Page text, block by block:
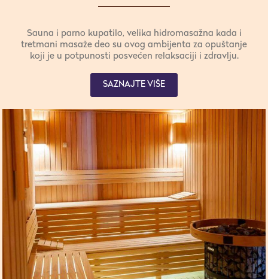
Sauna i parno kupatilo, velika hidromasažna kada i
tretmani masaže deo su ovog ambijenta za opuštanje
koji je u potpunosti posvećen relaksaciji i zdravlju.
tretmana. Izaberite masažu prema sopstvenom
stimulaciji svih čula.
SAZNAJTE VIŠE